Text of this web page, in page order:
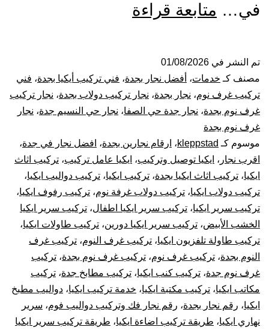
في… متابعة قراءة
|
فك
وتركيب
غرف
دولاب
قطع
أثاث
أيكيا
تم النشر في 01/08/2026
مصنف كـ خدمات، أفضل نجار بجدة، فني تركيب أيكيا بجدة، فني
تركيب غرف نوم، نجار بجدة، نجار تركيب دولاب بجدة، نجار تركيب
غرف نوم بجدة، نجار جدة حي الصفا، نجار حي النسيم جدة، نجار
غرف نوم بجدة
موسوم كـ kleppstad، ارقام نجارين بجدة، افضل نجار في جدة،
اقرب نجار ، ايكيا توصيل وتركيب، ايكيا عامل تركيب، تركيب اثاث
ايكيا، تركيب اثاث ايكيا بجدة، تركيب ايكيا، تركيب دواليب ايكيا،
تركيب دولاب ايكيا، تركيب دولاب غرفة نوم، تركيب رفوف ايكيا،
تركيب سرير ايكيا، تركيب سرير ايكيا اطفال، تركيب سرير ايكيا
الخشب الأبيض، تركيب سرير ايكيا دورين، تركيب طاولات ايكيا،
تركيب طاولة تلفزيون ايكيا، تركيب غرف النوم، تركيب غرف
النوم بجدة، تركيب غرف نوم، تركيب غرف نوم بجدة، تركيب
غرف نوم جدة، تركيب كنب ايكيا، تركيب مطابخ جدة، تركيب
مكاتب ايكيا، تركيب مكتبة ايكيا، خدمة تركيب ايكيا، دواليب مطبخ
ايكيا، رقم نجار بجدة، رقم نجار فك وتركيب دواليب فوم، سرير
نهاري ايكيا، طريقة تركيب اضاءة ايكيا، طريقة تركيب سرير ايكيا